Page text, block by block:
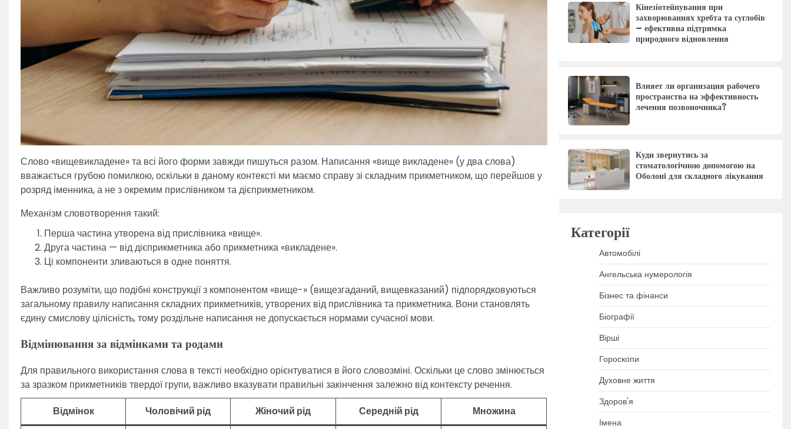
Слово «вищевикладене» та всі його форми завжди пишуться разом. Написання «вище викладене» (у два слова)
вважається грубою помилкою, оскільки в даному контексті ми маємо справу зі складним прикметником, що перейшов у
розряд іменника, а не з окремим прислівником та дієприкметником.
Механізм словотворення такий:
Перша частина утворена від прислівника «вище».
Друга частина — від дієприкметника або прикметника «викладене».
Ці компоненти зливаються в одне поняття.
Важливо розуміти, що подібні конструкції з компонентом «вище-» (вищезгаданий, вищевказаний) підпорядковуються
загальному правилу написання складних прикметників, утворених від прислівника та прикметника. Вони становлять
єдину смислову цілісність, тому роздільне написання не допускається нормами сучасної мови.
Відмінювання за відмінками та родами
Для правильного використання слова в тексті необхідно орієнтуватися в його словозміні. Оскільки це слово змінюється
за зразком прикметників твердої групи, важливо вказувати правильні закінчення залежно від контексту речення.
Відмінок
Чоловічий рід Жіночий рід Середній рід Множина
Кінезіотейпування при
захворюваннях хребта та суглобів
– ефективна підтримка
природного відновлення
Влияет ли организация рабочего
пространства на эффективность
лечения позвоночника?
Куди звернутись за
стоматологічною допомогою на
Оболоні для складного лікування
Категорії
Автомобілі
Ангельська нумерологія
Бізнес та фінанси
Біографії
Вірші
Гороскопи
Духовне життя
Здоров'я
Імена